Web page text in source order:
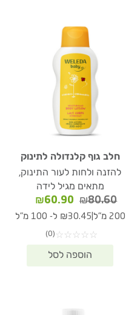
חלב גוף קלנדולה לתינוק
להזנה ולחות לעור התינוק,
מתאים מגיל לידה
₪80.60
המחיר
המקורי
₪80.60.
₪60.90
המחיר
הנוכחי
200 מ"ל ₪30.45 ל- 100 מ"ל
☆
☆
☆
☆
☆
(0)